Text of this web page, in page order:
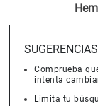
Comprueba
intenta
Limita tu